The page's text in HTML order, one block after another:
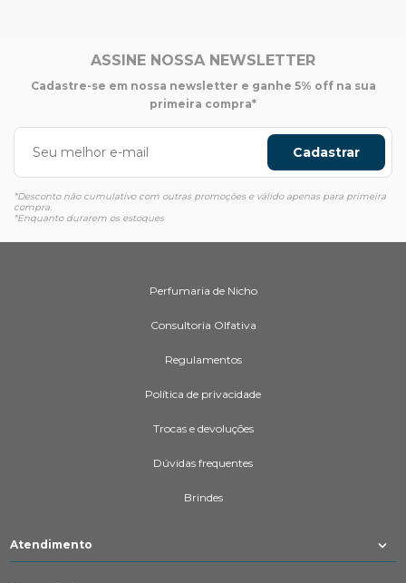
ASSINE NOSSA NEWSLETTER
Cadastre-se em nossa newsletter e ganhe 5% off na sua
primeira compra*
Cadastrar
*Desconto não cumulativo com outras promoções e válido apenas para primeira
compra.
*Enquanto durarem os estoques
Perfumaria de Nicho
Consultoria Olfativa
Regulamentos
Política de privacidade
Trocas e devoluções
Dúvidas frequentes
Brindes
Atendimento